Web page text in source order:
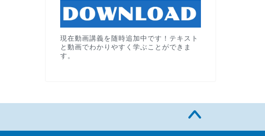
現在動画講義を随時追加中です！テキスト
と動画でわかりやすく学ぶことができま
す。